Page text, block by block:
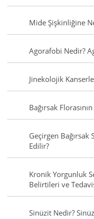
Mide Şişkinliğine
Agorafobi Nedir?
Jinekolojik
Bağırsak
Geçirgen Bağırsak
Edilir?
Kronik Yorgunluk
Belirtileri ve
Sinüzit Nedir?